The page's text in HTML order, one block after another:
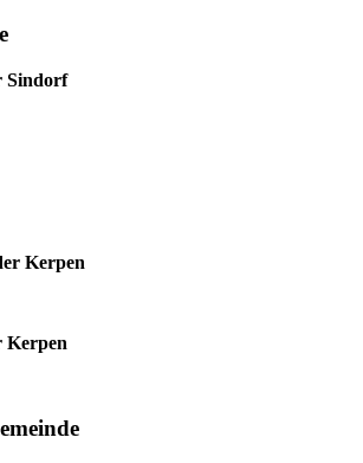
Sindorf
Kerpen
Kerpen